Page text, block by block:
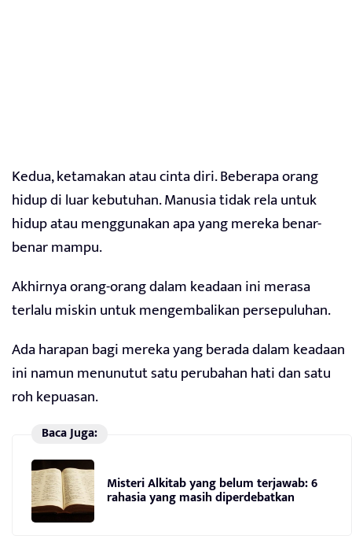
Kedua, ketamakan atau cinta diri. Beberapa orang
hidup di luar kebutuhan. Manusia tidak rela untuk
hidup atau menggunakan apa yang mereka benar-
benar mampu.
Akhirnya orang-orang dalam keadaan ini merasa
terlalu miskin untuk mengembalikan persepuluhan.
Ada harapan bagi mereka yang berada dalam keadaan
ini namun menunutut satu perubahan hati dan satu
roh kepuasan.
Baca Juga:
Misteri Alkitab yang belum terjawab: 6
rahasia yang masih diperdebatkan